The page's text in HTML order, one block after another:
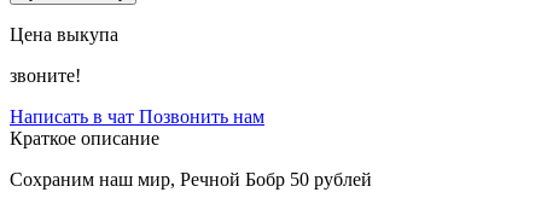
Цена выкупа
звоните!
Написать в чат Позвонить нам
Краткое описание
Сохраним наш мир, Речной Бобр 50 рублей